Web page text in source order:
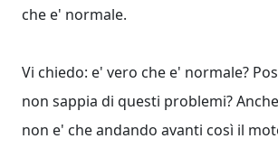
che e' normale.
Vi chiedo: e' vero che e' normale?
non sappia di questi problemi?
non e' che andando avanti così il